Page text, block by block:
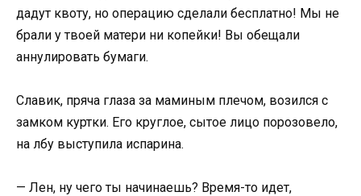
дадут квоту, но операцию сделали бесплатно! Мы не
брали у твоей матери ни копейки! Вы обещали
аннулировать бумаги.
Славик, пряча глаза за маминым плечом, возился с
замком куртки. Его круглое, сытое лицо порозовело,
на лбу выступила испарина.
— Лен, ну чего ты начинаешь? Время-то идет,